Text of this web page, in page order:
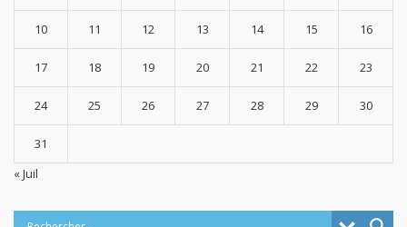
10 11 12 13 14 15 16
17 18 19 20 21 22 23
24 25 26 27 28 29 30
31
« Juil